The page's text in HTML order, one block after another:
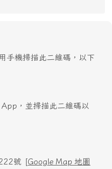
手機掃描此二維碼，以下
，並掃描此二維碼以
號 [Google Map 地圖